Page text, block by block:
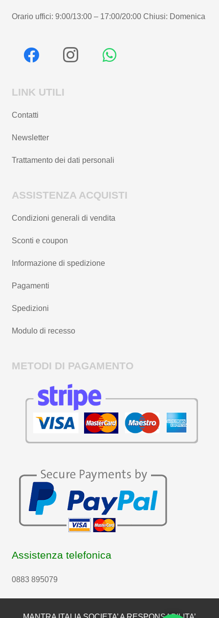
Orario uffici: 9:00/13:00 – 17:00/20:00 Chiusi: Domenica
LINK UTILI
Contatti
Newsletter
Trattamento dei dati personali
ASSISTENZA ACQUISTI
Condizioni generali di vendita
Sconti e coupon
Informazione di spedizione
Pagamenti
Spedizioni
Modulo di recesso
METODI DI PAGAMENTO
Assistenza telefonica
0883 895079